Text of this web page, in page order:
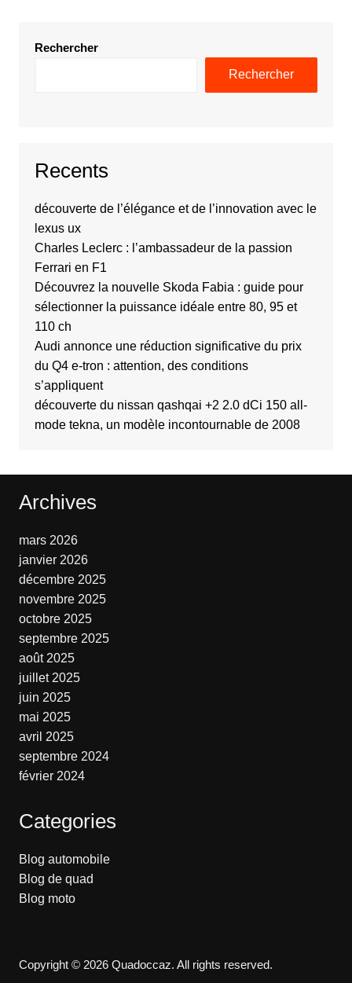
Rechercher
Rechercher
Recents
découverte de l’élégance et de l’innovation avec le
lexus ux
Charles Leclerc : l’ambassadeur de la passion
Ferrari en F1
Découvrez la nouvelle Skoda Fabia : guide pour
sélectionner la puissance idéale entre 80, 95 et
110 ch
Audi annonce une réduction significative du prix
du Q4 e-tron : attention, des conditions
s’appliquent
découverte du nissan qashqai +2 2.0 dCi 150 all-
mode tekna, un modèle incontournable de 2008
Archives
mars 2026
janvier 2026
décembre 2025
novembre 2025
octobre 2025
septembre 2025
août 2025
juillet 2025
juin 2025
mai 2025
avril 2025
septembre 2024
février 2024
Categories
Blog automobile
Blog de quad
Blog moto
Copyright © 2026 Quadoccaz. All rights reserved.